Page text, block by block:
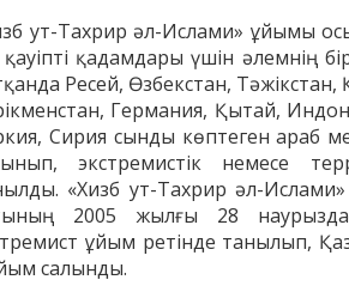
ут-Тахрир әл-Ислами» ұйымы
қауіпті қадамдары үшін әлемнің
Ресей, Өзбекстан, Тәжікстан,
Германия, Қытай,
Сирия сынды көптеген араб
экстремистік немесе
«Хизб ут-Тахрир әл-
2005 жылғы 28
ұйым ретінде танылып,
салынды.